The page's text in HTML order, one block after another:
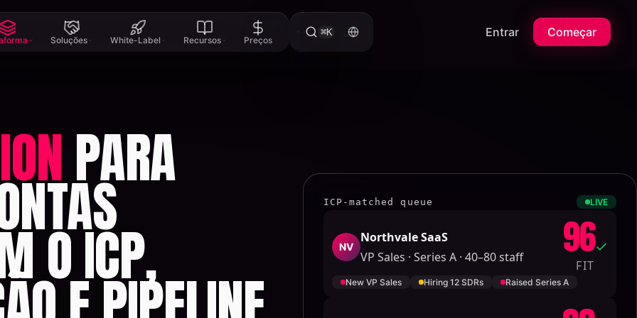
Soluções White-Label Recursos Preços
⌘K Entrar Começar
PARA
O ICP,
ICP-matched queue LIVE
NV
Northvale SaaS
VP Sales · Series A · 40–80 staff
96
FIT
New VP Sales Hiring 12 SDRs Raised Series A